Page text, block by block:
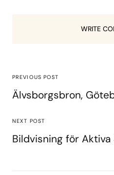
WRITE
PREVIOUS POST
Älvsborgsbron,
NEXT POST
Bildvisning för Aktiva